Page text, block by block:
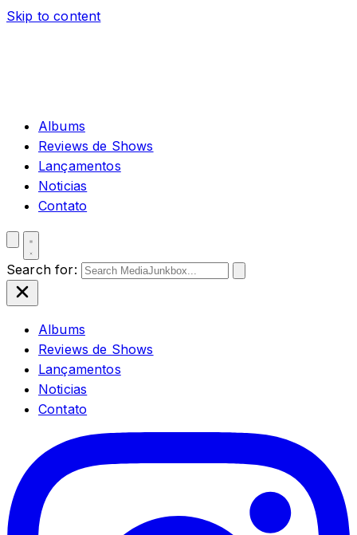
Skip to content
Albums
Reviews de Shows
Lançamentos
Noticias
Contato
Search for:
Albums
Reviews de Shows
Lançamentos
Noticias
Contato